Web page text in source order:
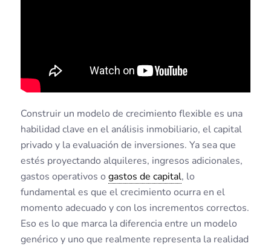
Construir un modelo de crecimiento flexible es una
habilidad clave en el análisis inmobiliario, el capital
privado y la evaluación de inversiones. Ya sea que
estés proyectando alquileres, ingresos adicionales,
gastos operativos o gastos de capital, lo
fundamental es que el crecimiento ocurra en el
momento adecuado y con los incrementos correctos.
Eso es lo que marca la diferencia entre un modelo
genérico y uno que realmente representa la realidad